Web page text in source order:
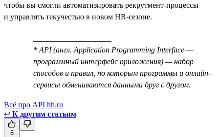
чтобы вы смогли автоматизировать рекрутмент-процессы
и управлять текучестью в новом HR-сезоне.
* API (англ. Application Programming Interface —
программный интерфейс приложения) — набор
способов и правил, по которым программы и онлайн-
сервисы обмениваются данными друг с другом.
Всё про API hh.ru
↩ К другим статьям
6